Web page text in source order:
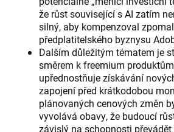
že růst související s AI zatím
silný, aby kompenzoval
předplatitelského byznysu
Dalším důležitým tématem je
směrem k freemium
upřednostňuje získávání
zapojení před krátkodobou
plánovaných cenových změn
vyvolává obavy, že budoucí
závislý na schopnosti